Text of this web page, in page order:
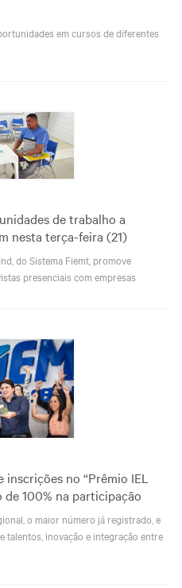
em cursos de diferentes
de trabalho a
nesta terça-feira (21)
do Sistema Fiemt, promove
presenciais com empresas
no “Prêmio IEL
100% na participação
o maior número já registrado, e
inovação e integração entre